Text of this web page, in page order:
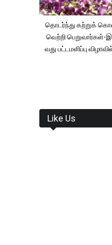
தொடர்ந்து கற்றுக்
வெற்றி பெறுவார்கள்-
வது பட்டமளிப்பு
Like Us